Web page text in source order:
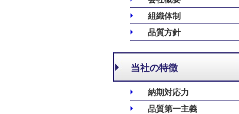
組織体制
品質方針
当社の特徴
納期対応力
品質第一主義